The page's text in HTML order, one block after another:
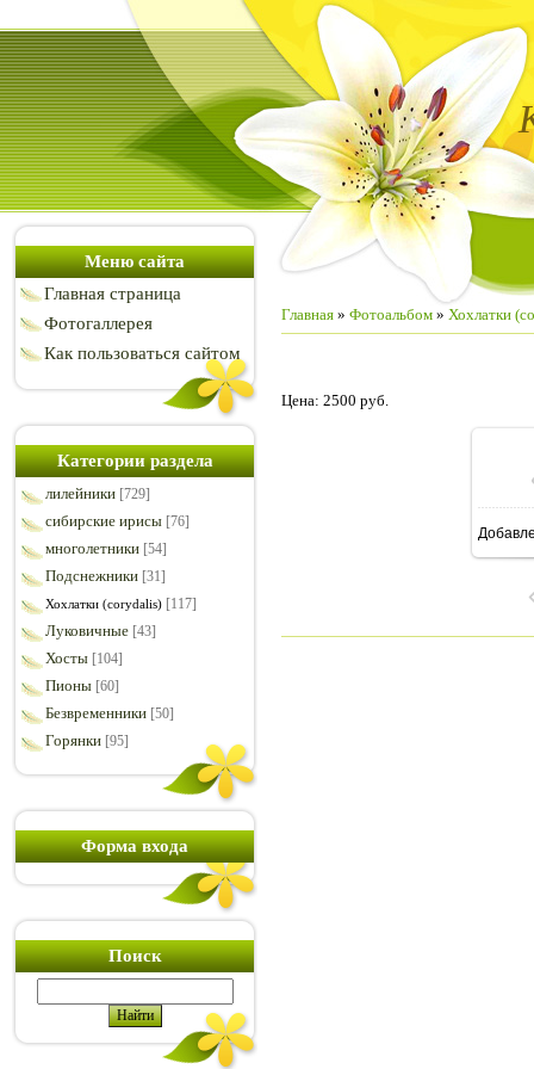
Меню сайта
Главная страница
Фотогаллерея
Как пользоваться сайтом
Категории раздела
лилейники [729]
сибирские ирисы [76]
многолетники [54]
Подснежники [31]
Хохлатки (corydalis) [117]
Луковичные [43]
Хосты [104]
Пионы [60]
Безвременники [50]
Горянки [95]
Форма входа
Поиск
Главная » Фотоальбом » Хохлатки
Цена: 2500 руб.